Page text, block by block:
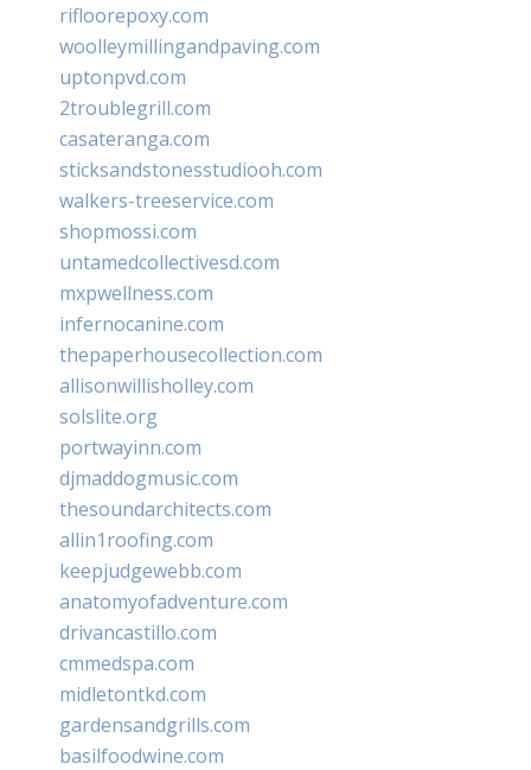
rifloorepoxy.com
woolleymillingandpaving.com
uptonpvd.com
2troublegrill.com
casateranga.com
sticksandstonesstudiooh.com
walkers-treeservice.com
shopmossi.com
untamedcollectivesd.com
mxpwellness.com
infernocanine.com
thepaperhousecollection.com
allisonwillisholley.com
solslite.org
portwayinn.com
djmaddogmusic.com
thesoundarchitects.com
allin1roofing.com
keepjudgewebb.com
anatomyofadventure.com
drivancastillo.com
cmmedspa.com
midletontkd.com
gardensandgrills.com
basilfoodwine.com